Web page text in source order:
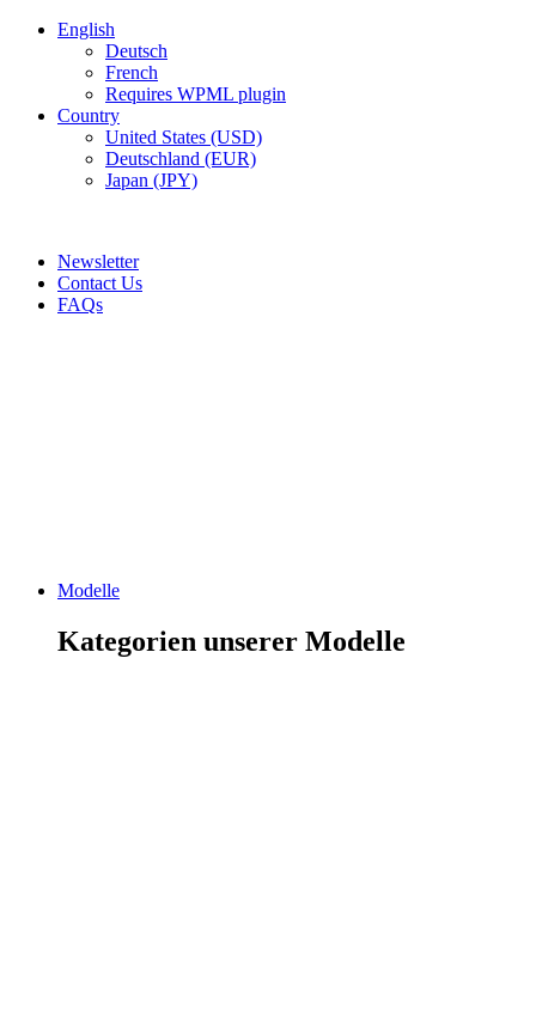
English
Deutsch
French
Requires WPML plugin
Country
United States (USD)
Deutschland (EUR)
Japan (JPY)
Newsletter
Contact Us
FAQs
Modelle
Kategorien unserer Modelle